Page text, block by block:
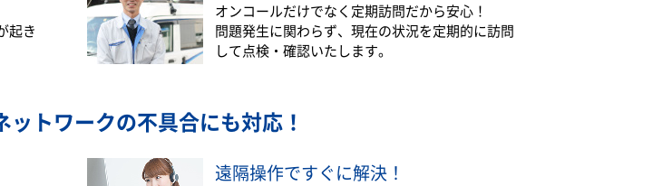
起き
オンコールだけでなく定期訪問だから安心！
問題発生に関わらず、現在の状況を定期的に訪問
して点検・確認いたします。
ットワークの不具合にも対応！
遠隔操作ですぐに解決！